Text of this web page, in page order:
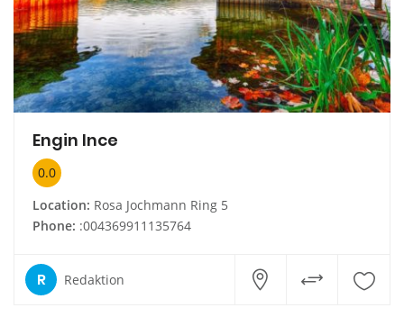
Engin Ince
0.0
Location: Rosa Jochmann Ring 5
Phone: :004369911135764
R Redaktion